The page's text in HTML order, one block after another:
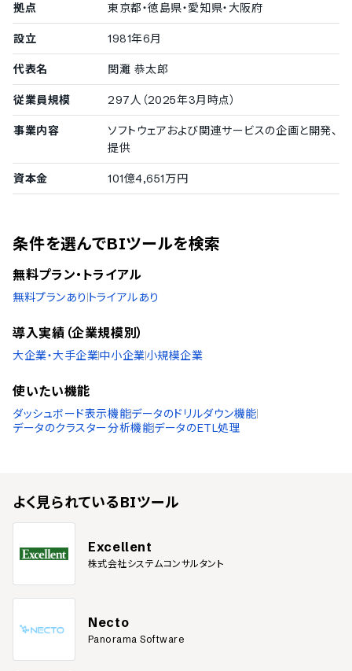
中小企業の導入実績
従業員数20名〜300名未満の企業を中小企業としてご紹介してい
ます。
100〜299名
東和電気株式会社
大洋製器工業株式会社
50〜99名
株式会社大勇フリーズ
導入実績（企業規模不明）
従業員数の確認が取れなかった企業をご紹介しています。
拠点 東京都・徳島県・愛知県・大阪府
設立 1981年6月
代表名 関灘 恭太郎
従業員規模 297人（2025年3月時点）
事業内容
ソフトウェアおよび関連サービスの企画と開発、
提供
資本金 101億4,651万円
条件を選んでBIツールを検索
無料プラン・トライアル
無料プランあり トライアルあり
導入実績（企業規模別）
大企業・大手企業中小企業小規模企業
使いたい機能
ダッシュボード表示機能データのドリルダウン機能
データのクラスター分析機能データのETL処理
よく見られているBIツール
Excellent
株式会社システムコンサルタント
Necto
Panorama Software